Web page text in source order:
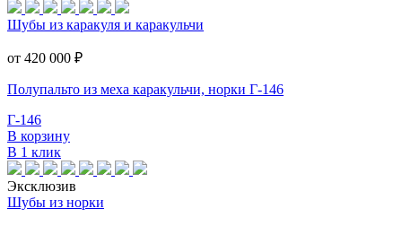
Шубы из каракуля и каракульчи
от 420 000 ₽
Полупальто из меха каракульчи, норки Г-146
Г-146
В корзину
В 1 клик
Эксклюзив
Шубы из норки